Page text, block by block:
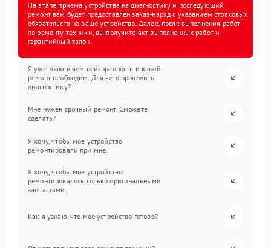
На этапе приема устройства на диагностику и последующий
ремонт вам будет предоставлен заказ-наряд с указанием страховых
обязательств на ваше устройство. Далее, после выполнения работ
по ремонту техники, вы получите акт выполненных работ и
гарантийный талон.
Я уже знаю в чем неисправность и какой
ремонт необходим. Для чего проводить
диагностику?
Мне нужен срочный ремонт. Сможете
сделать?
Я хочу, чтобы мое устройство
ремонтировали при мне.
Я хочу, чтобы мое устройство
ремонтировалось только оригинальными
запчастями.
Как я узнаю, что мое устройство готово?